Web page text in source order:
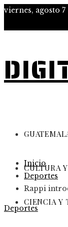
viernes, agosto 7
CULTURA
CIENCIA Y
Inicio
Deportes
Rappi
Deportes